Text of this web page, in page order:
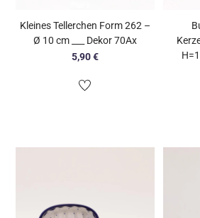
Kleines Tellerchen Form 262 –
Ø 10 cm ___ Dekor 70Ax
5,90€